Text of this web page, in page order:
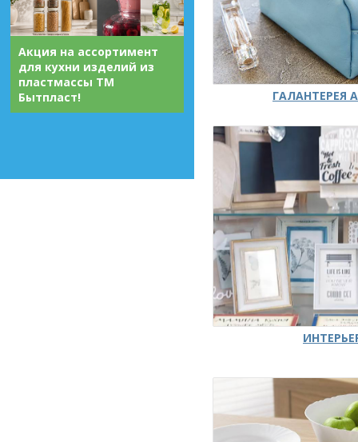
Акция на ассортимент
для кухни изделий из
пластмассы ТМ
Бытпласт!
ГАЛАНТЕРЕЯ